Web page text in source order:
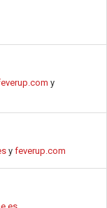
y
y feverup.com